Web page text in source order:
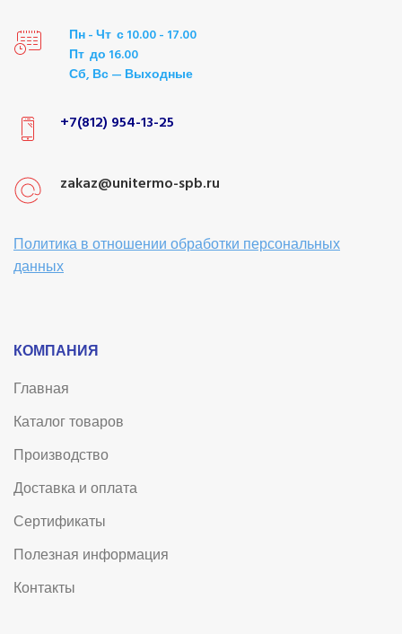
Пн - Чт с 10.00 - 17.00
Пт до 16.00
Сб, Вс — Выходные
+7(812) 954-13-25
zakaz@unitermo-spb.ru
Политика в отношении обработки персональных
данных
КОМПАНИЯ
Главная
Каталог товаров
Производство
Доставка и оплата
Сертификаты
Полезная информация
Контакты